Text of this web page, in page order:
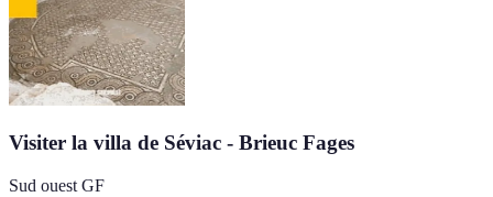
Visiter la villa de Séviac - Brieuc Fages
Sud ouest GF